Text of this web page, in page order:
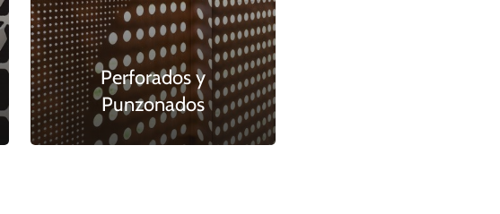
Perforados y
Punzonados